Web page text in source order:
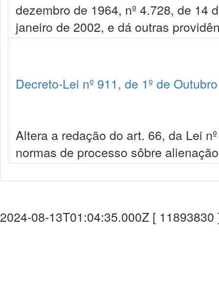
dezembro de 1964, nº 4.728, de 14
janeiro de 2002, e dá outras
Decreto-Lei nº 911, de 1º de
Altera a redação do art. 66, da Lei
normas de processo sôbre
2024-08-13T01:04:35.000Z [ 11893830